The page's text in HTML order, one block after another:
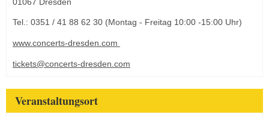
Tel.: 0351 / 41 88 62 30 (Montag - Freitag 10:00 -15:00 Uhr)
www.concerts-dresden.com
tickets@concerts-dresden.com
Veranstaltungsort